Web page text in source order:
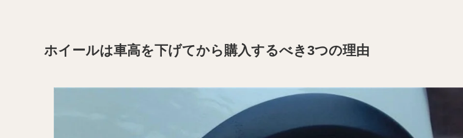
ホイールは車高を下げてから購入するべき3つの理由